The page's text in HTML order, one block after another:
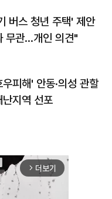
버스 청년 주택' 제안
무관…개인 의견"
피해' 안동·의성 관할
지역 선포
arrow_forward_ios 더보기